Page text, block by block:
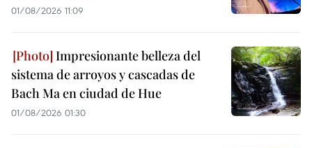
01/08/2026 11:09
Impresionante belleza del
sistema de arroyos y cascadas de
Bach Ma en ciudad de Hue
01/08/2026 01:30